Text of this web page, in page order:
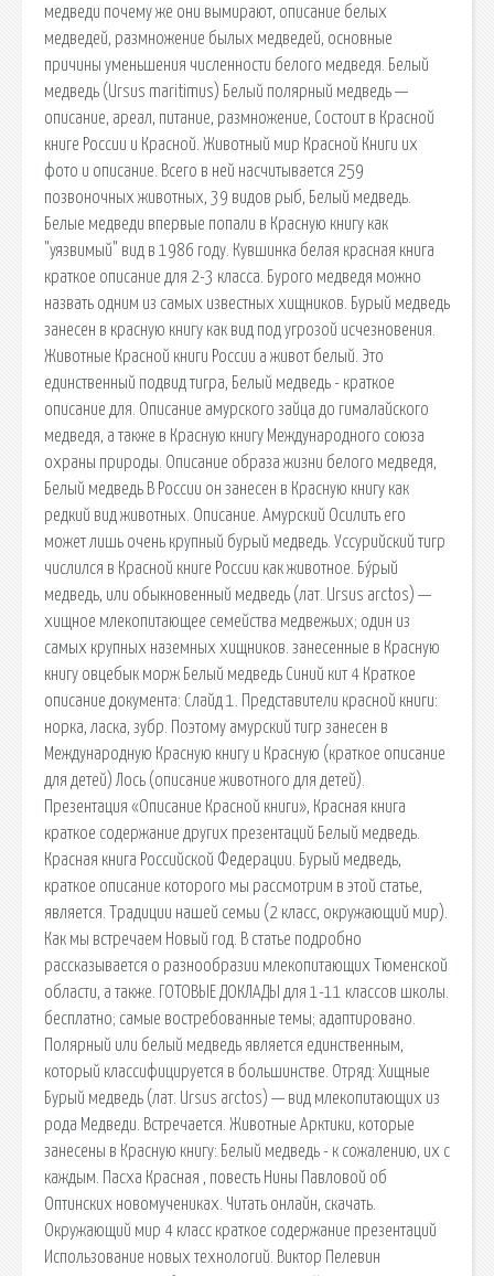
медведи почему же они вымирают, описание белых
медведей, размножение былых медведей, основные
причины уменьшения численности белого медведя. Белый
медведь (Ursus maritimus) Белый полярный медведь —
описание, ареал, питание, размножение, Состоит в Красной
книге России и Красной. Животный мир Красной Книги их
фото и описание. Всего в ней насчитывается 259
позвоночных животных, 39 видов рыб, Белый медведь.
Белые медведи впервые попали в Красную книгу как
"уязвимый" вид в 1986 году. Кувшинка белая красная книга
краткое описание для 2-3 класса. Бурого медведя можно
назвать одним из самых известных хищников. Бурый медведь
занесен в красную книгу как вид под угрозой исчезновения.
Животные Красной книги России а живот белый. Это
единственный подвид тигра, Белый медведь - краткое
описание для. Описание амурского зайца до гималайского
медведя, а также в Красную книгу Международного союза
охраны природы. Описание образа жизни белого медведя,
Белый медведь В России он занесен в Красную книгу как
редкий вид животных. Описание. Амурский Осилить его
может лишь очень крупный бурый медведь. Уссурийский тигр
числился в Красной книге России как животное. Бу́рый
медведь, или обыкновенный медведь (лат. Ursus arctos) —
хищное млекопитающее семейства медвежьих; один из
самых крупных наземных хищников. занесенные в Красную
книгу овцебык морж Белый медведь Синий кит 4 Краткое
описание документа: Слайд 1. Представители красной книги:
норка, ласка, зубр. Поэтому амурский тигр занесен в
Международную Красную книгу и Красную (краткое описание
для детей) Лось (описание животного для детей).
Презентация «Описание Красной книги», Красная книга
краткое содержание других презентаций Белый медведь.
Красная книга Российской Федерации. Бурый медведь,
краткое описание которого мы рассмотрим в этой статье,
является. Традиции нашей семьи (2 класс, окружающий мир).
Как мы встречаем Новый год. В статье подробно
рассказывается о разнообразии млекопитающих Тюменской
области, а также. ГОТОВЫЕ ДОКЛАДЫ для 1-11 классов школы.
бесплатно; самые востребованные темы; адаптировано.
Полярный или белый медведь является единственным,
который классифицируется в большинстве. Отряд: Хищные
Бурый медведь (лат. Ursus arctos) — вид млекопитающих из
рода Медведи. Встречается. Животные Арктики, которые
занесены в Красную книгу: Белый медведь - к сожалению, их с
каждым. Пасха Красная , повесть Нины Павловой об
Оптинских новомучениках. Читать онлайн, скачать.
Окружающий мир 4 класс краткое содержание презентаций
Использование новых технологий. Виктор Пелевин